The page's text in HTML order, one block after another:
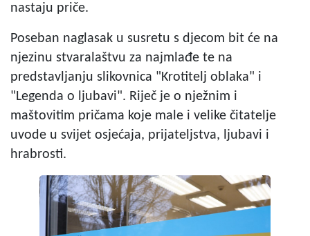
nastaju priče.
Poseban naglasak u susretu s djecom bit će na
njezinu stvaralaštvu za najmlađe te na
predstavljanju slikovnica "Krotitelj oblaka" i
"Legenda o ljubavi". Riječ je o nježnim i
maštovitim pričama koje male i velike čitatelje
uvode u svijet osjećaja, prijateljstva, ljubavi i
hrabrosti.